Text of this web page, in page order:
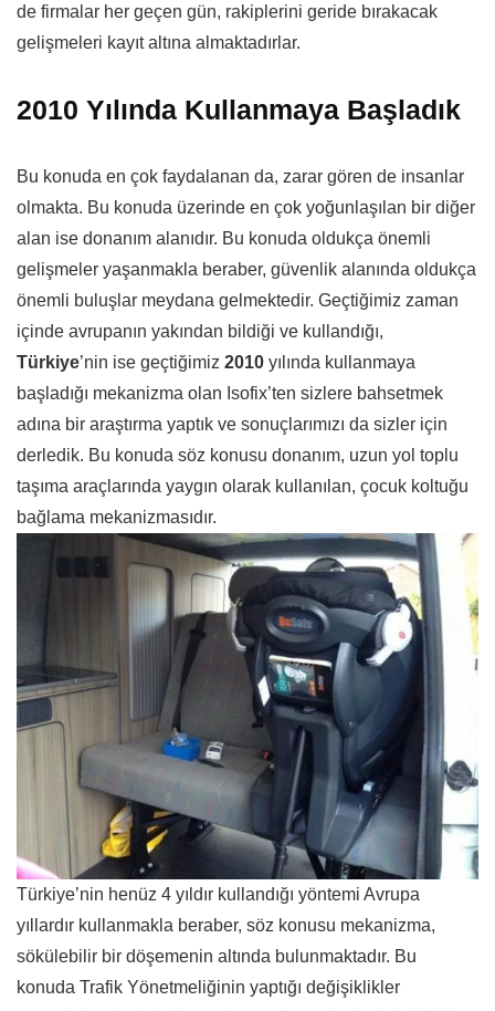
de firmalar her geçen gün, rakiplerini geride bırakacak
gelişmeleri kayıt altına almaktadırlar.
2010 Yılında Kullanmaya Başladık
Bu konuda en çok faydalanan da, zarar gören de insanlar
olmakta. Bu konuda üzerinde en çok yoğunlaşılan bir diğer
alan ise donanım alanıdır. Bu konuda oldukça önemli
gelişmeler yaşanmakla beraber, güvenlik alanında oldukça
önemli buluşlar meydana gelmektedir. Geçtiğimiz zaman
içinde avrupanın yakından bildiği ve kullandığı,
Türkiye’nin ise geçtiğimiz 2010 yılında kullanmaya
başladığı mekanizma olan Isofix’ten sizlere bahsetmek
adına bir araştırma yaptık ve sonuçlarımızı da sizler için
derledik. Bu konuda söz konusu donanım, uzun yol toplu
taşıma araçlarında yaygın olarak kullanılan, çocuk koltuğu
bağlama mekanizmasıdır.
Türkiye’nin henüz 4 yıldır kullandığı yöntemi Avrupa
yıllardır kullanmakla beraber, söz konusu mekanizma,
sökülebilir bir döşemenin altında bulunmaktadır. Bu
konuda Trafik Yönetmeliğinin yaptığı değişiklikler